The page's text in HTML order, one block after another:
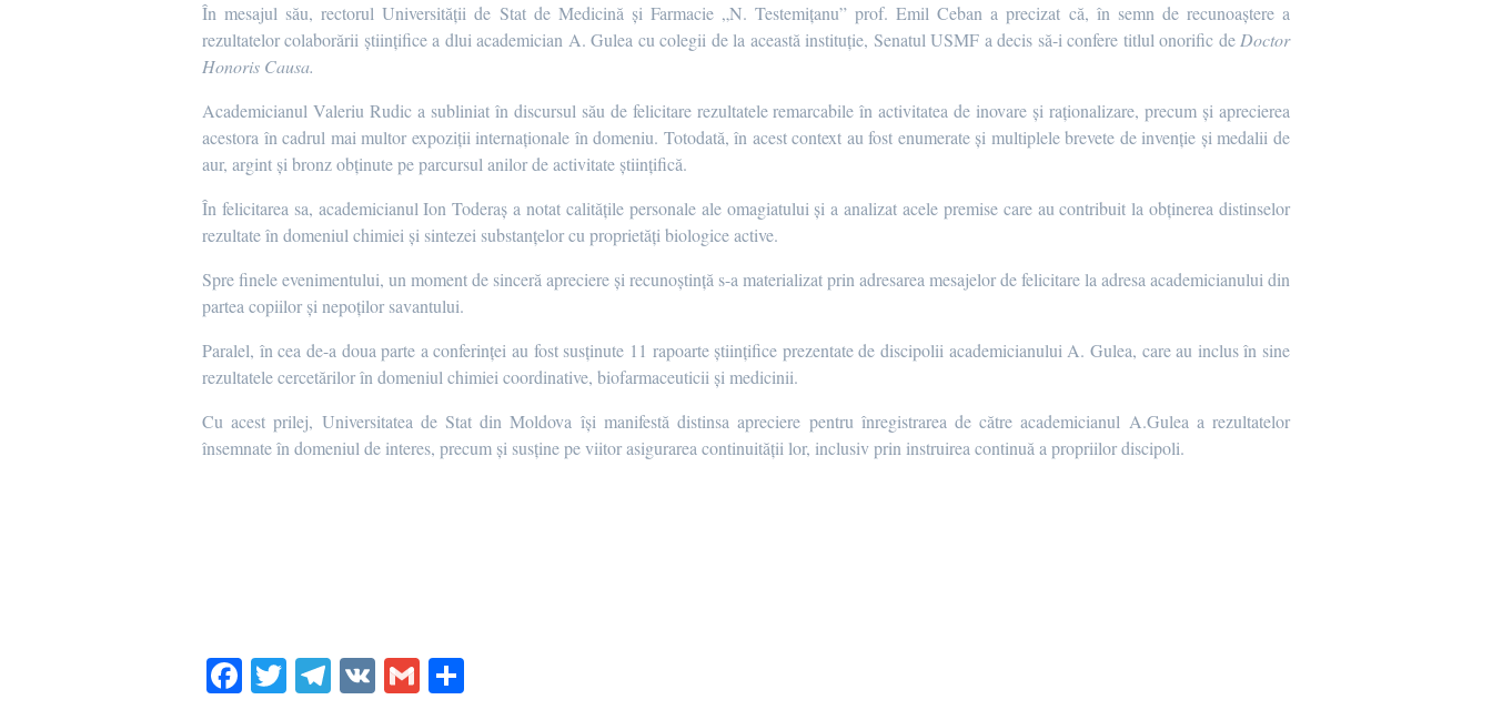
În mesajul său, rectorul Universității de Stat de Medicină și Farmacie „N. Testemițanu” prof. Emil Ceban a precizat că, în semn de recunoaștere a
rezultatelor colaborării științifice a dlui academician A. Gulea cu colegii de la această instituție, Senatul USMF a decis să-i confere titlul onorific de Doctor
Honoris Causa.
Academicianul Valeriu Rudic a subliniat în discursul său de felicitare rezultatele remarcabile în activitatea de inovare și raționalizare, precum și aprecierea
acestora în cadrul mai multor expoziții internaționale în domeniu. Totodată, în acest context au fost enumerate și multiplele brevete de invenție și medalii de
aur, argint și bronz obținute pe parcursul anilor de activitate științifică.
În felicitarea sa, academicianul Ion Toderaș a notat calitățile personale ale omagiatului și a analizat acele premise care au contribuit la obținerea distinselor
rezultate în domeniul chimiei și sintezei substanțelor cu proprietăți biologice active.
Spre finele evenimentului, un moment de sinceră apreciere și recunoștință s-a materializat prin adresarea mesajelor de felicitare la adresa academicianului din
partea copiilor și nepoților savantului.
Paralel, în cea de-a doua parte a conferinței au fost susținute 11 rapoarte științifice prezentate de discipolii academicianului A. Gulea, care au inclus în sine
rezultatele cercetărilor în domeniul chimiei coordinative, biofarmaceuticii și medicinii.
Cu acest prilej, Universitatea de Stat din Moldova își manifestă distinsa apreciere pentru înregistrarea de către academicianul A.Gulea a rezultatelor
însemnate în domeniul de interes, precum și susține pe viitor asigurarea continuității lor, inclusiv prin instruirea continuă a propriilor discipoli.
Fa T Te V G